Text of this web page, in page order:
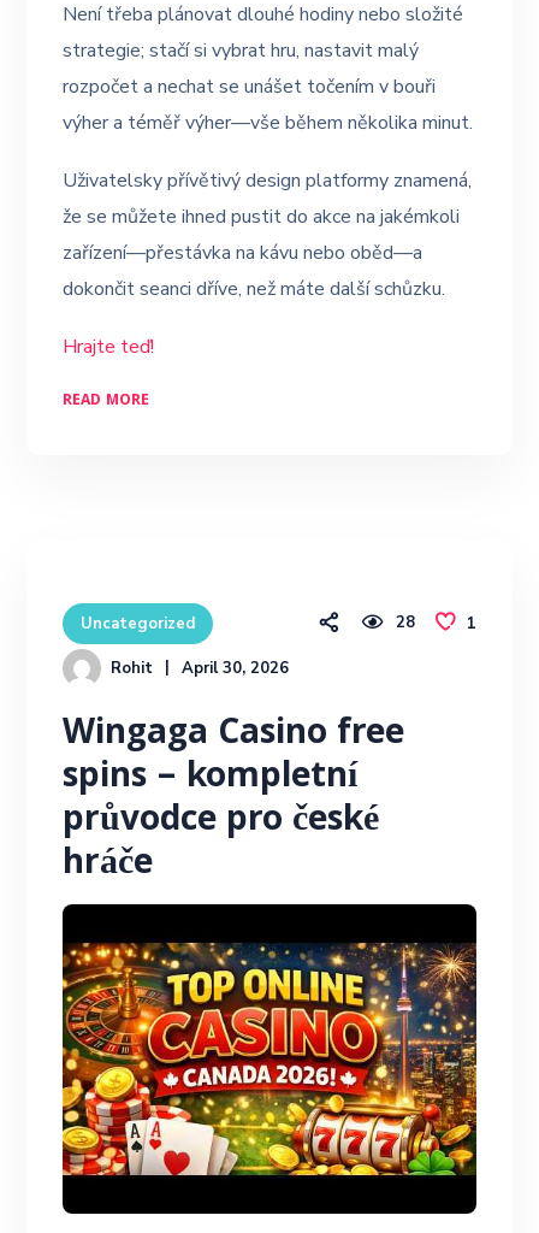
Není třeba plánovat dlouhé hodiny nebo složité
strategie; stačí si vybrat hru, nastavit malý
rozpočet a nechat se unášet točením v bouři
výher a téměř výher—vše během několika minut.
Uživatelsky přívětivý design platformy znamená,
že se můžete ihned pustit do akce na jakémkoli
zařízení—přestávka na kávu nebo oběd—a
dokončit seanci dříve, než máte další schůzku.
Hrajte teď!
READ MORE
Uncategorized
Rohit April 30, 2026
28 1
Wingaga Casino free
spins – kompletní
průvodce pro české
hráče